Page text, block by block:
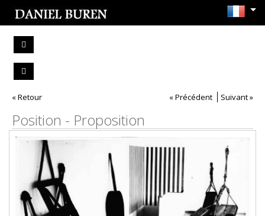
« Retour « Précédent Suivant »
Position - Proposition